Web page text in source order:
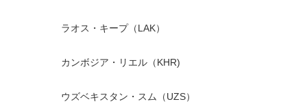
ラオス・キープ（LAK）
カンボジア・リエル（KHR)
ウズベキスタン・スム（UZS）